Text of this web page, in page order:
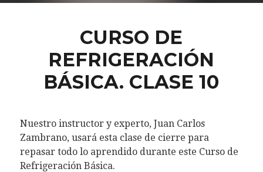
CURSO DE
REFRIGERACIÓN
BÁSICA. CLASE 10
Nuestro instructor y experto, Juan Carlos
Zambrano, usará esta clase de cierre para
repasar todo lo aprendido durante este Curso de
Refrigeración Básica.